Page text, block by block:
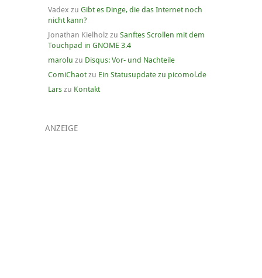
Vadex zu Gibt es Dinge, die das Internet noch
nicht kann?
Jonathan Kielholz zu Sanftes Scrollen mit dem
Touchpad in GNOME 3.4
marolu zu Disqus: Vor- und Nachteile
ComiChaotzu Ein Statusupdate zu picomol.de
Larszu Kontakt
ANZEIGE